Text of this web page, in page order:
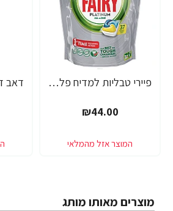
פיירי טבליות למדיח פלטינום הכל באחד 37 יחידות - מבית FAIRY
₪44.00
מוצרים מאותו מותג